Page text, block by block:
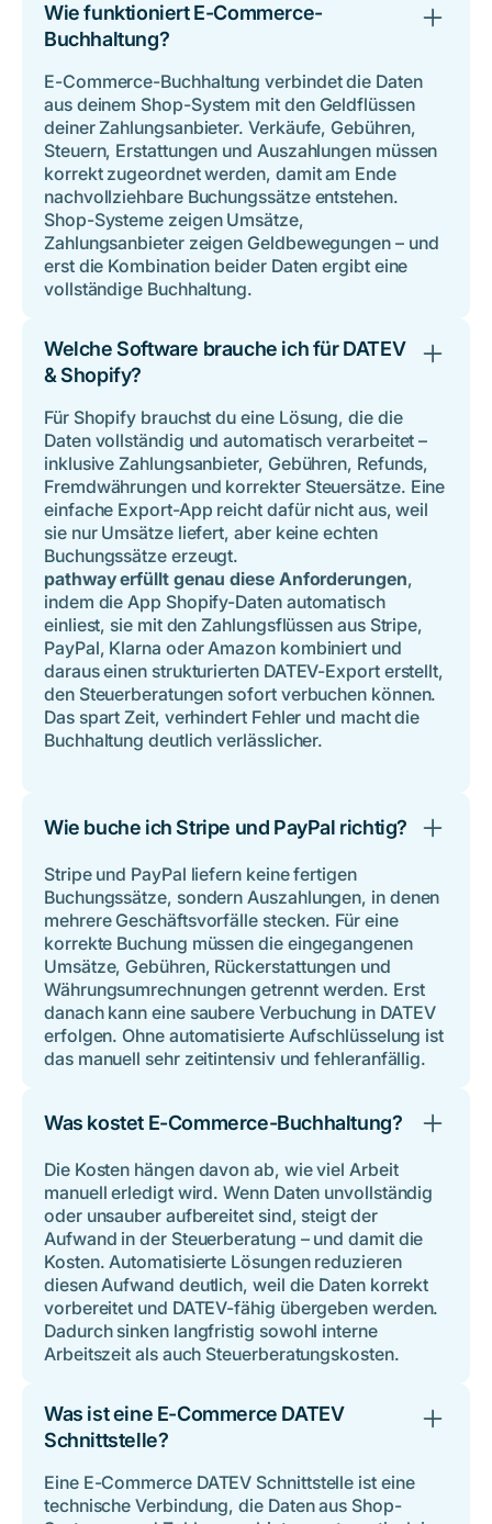
Wie funktioniert E-Commerce-
Buchhaltung?
E-Commerce-Buchhaltung verbindet die Daten
aus deinem Shop-System mit den Geldflüssen
deiner Zahlungsanbieter. Verkäufe, Gebühren,
Steuern, Erstattungen und Auszahlungen müssen
korrekt zugeordnet werden, damit am Ende
nachvollziehbare Buchungssätze entstehen.
Shop-Systeme zeigen Umsätze,
Zahlungsanbieter zeigen Geldbewegungen – und
erst die Kombination beider Daten ergibt eine
vollständige Buchhaltung.
Welche Software brauche ich für DATEV
& Shopify?
Für Shopify brauchst du eine Lösung, die die
Daten vollständig und automatisch verarbeitet –
inklusive Zahlungsanbieter, Gebühren, Refunds,
Fremdwährungen und korrekter Steuersätze. Eine
einfache Export-App reicht dafür nicht aus, weil
sie nur Umsätze liefert, aber keine echten
Buchungssätze erzeugt.
pathway erfüllt genau diese Anforderungen,
indem die App Shopify-Daten automatisch
einliest, sie mit den Zahlungsflüssen aus Stripe,
PayPal, Klarna oder Amazon kombiniert und
daraus einen strukturierten DATEV-Export erstellt,
den Steuerberatungen sofort verbuchen können.
Das spart Zeit, verhindert Fehler und macht die
Buchhaltung deutlich verlässlicher.
Wie buche ich Stripe und PayPal richtig?
Stripe und PayPal liefern keine fertigen
Buchungssätze, sondern Auszahlungen, in denen
mehrere Geschäftsvorfälle stecken. Für eine
korrekte Buchung müssen die eingegangenen
Umsätze, Gebühren, Rückerstattungen und
Währungsumrechnungen getrennt werden. Erst
danach kann eine saubere Verbuchung in DATEV
erfolgen. Ohne automatisierte Aufschlüsselung ist
das manuell sehr zeitintensiv und fehleranfällig.
Was kostet E-Commerce-Buchhaltung?
Die Kosten hängen davon ab, wie viel Arbeit
manuell erledigt wird. Wenn Daten unvollständig
oder unsauber aufbereitet sind, steigt der
Aufwand in der Steuerberatung – und damit die
Kosten. Automatisierte Lösungen reduzieren
diesen Aufwand deutlich, weil die Daten korrekt
vorbereitet und DATEV-fähig übergeben werden.
Dadurch sinken langfristig sowohl interne
Arbeitszeit als auch Steuerberatungskosten.
Was ist eine E-Commerce DATEV
Schnittstelle?
Eine E-Commerce DATEV Schnittstelle ist eine
technische Verbindung, die Daten aus Shop-